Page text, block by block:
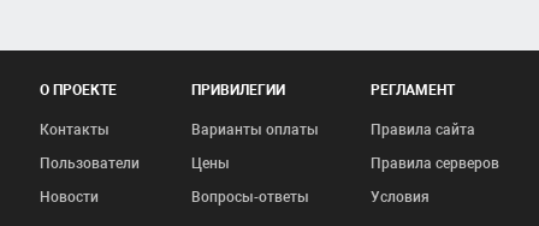
О ПРОЕКТЕ
Контакты
Пользователи
Новости
ПРИВИЛЕГИИ
Варианты оплаты
Цены
Вопросы-ответы
РЕГЛАМЕНТ
Правила сайта
Правила серверов
Условия